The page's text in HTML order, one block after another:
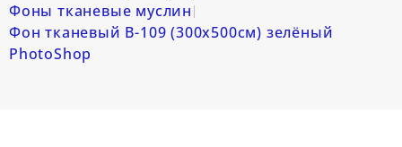
Фоны тканевые муслин
Фон тканевый B-109 (300х500см) зелёный
PhotoShop